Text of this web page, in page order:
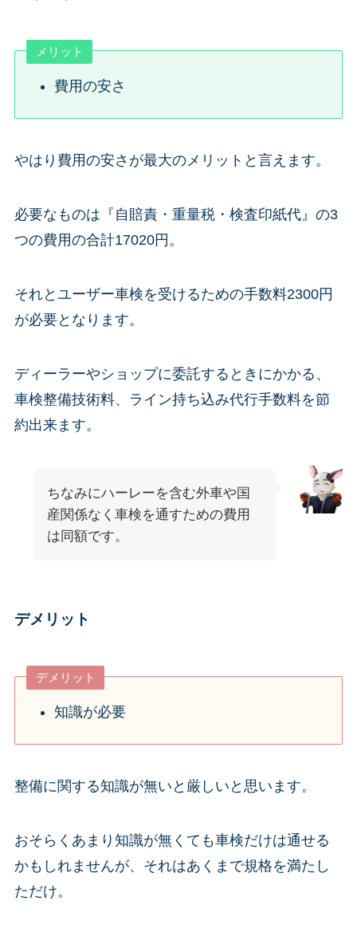
メリット
費用の安さ
やはり費用の安さが最大のメリットと言えます。
必要なものは『自賠責・重量税・検査印紙代』の3
つの費用の合計17020円。
それとユーザー車検を受けるための手数料2300円
が必要となります。
ディーラーやショップに委託するときにかかる、
車検整備技術料、ライン持ち込み代行手数料を節
約出来ます。
ちなみにハーレーを含む外車や国
産関係なく車検を通すための費用
は同額です。
デメリット
デメリット
知識が必要
整備に関する知識が無いと厳しいと思います。
おそらくあまり知識が無くても車検だけは通せる
かもしれませんが、それはあくまで規格を満たし
ただけ。